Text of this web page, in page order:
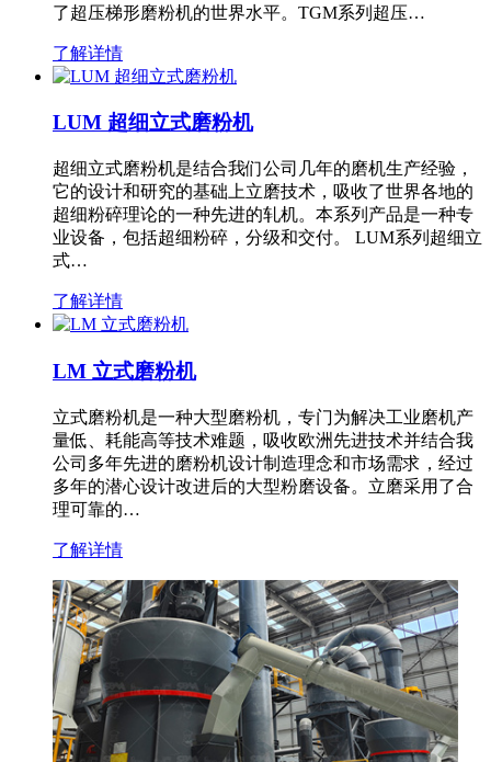
了超压梯形磨粉机的世界水平。TGM系列超压…
了解详情
LUM 超细立式磨粉机
超细立式磨粉机是结合我们公司几年的磨机生产经验，
它的设计和研究的基础上立磨技术，吸收了世界各地的
超细粉碎理论的一种先进的轧机。本系列产品是一种专
业设备，包括超细粉碎，分级和交付。 LUM系列超细立
式…
了解详情
LM 立式磨粉机
立式磨粉机是一种大型磨粉机，专门为解决工业磨机产
量低、耗能高等技术难题，吸收欧洲先进技术并结合我
公司多年先进的磨粉机设计制造理念和市场需求，经过
多年的潜心设计改进后的大型粉磨设备。立磨采用了合
理可靠的…
了解详情